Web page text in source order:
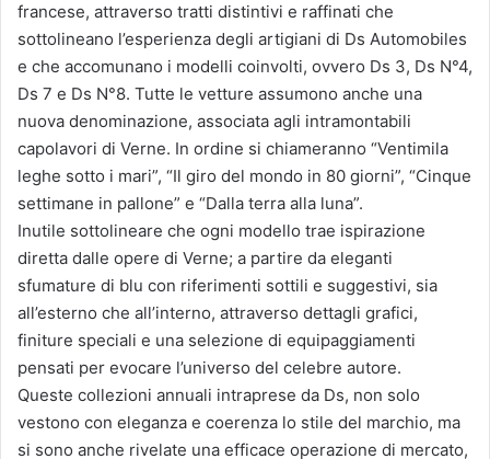
francese, attraverso tratti distintivi e raffinati che
sottolineano l’esperienza degli artigiani di Ds Automobiles
e che accomunano i modelli coinvolti, ovvero Ds 3, Ds N°4,
Ds 7 e Ds N°8. Tutte le vetture assumono anche una
nuova denominazione, associata agli intramontabili
capolavori di Verne. In ordine si chiameranno “Ventimila
leghe sotto i mari”, “Il giro del mondo in 80 giorni”, “Cinque
settimane in pallone” e “Dalla terra alla luna”.
Inutile sottolineare che ogni modello trae ispirazione
diretta dalle opere di Verne; a partire da eleganti
sfumature di blu con riferimenti sottili e suggestivi, sia
all’esterno che all’interno, attraverso dettagli grafici,
finiture speciali e una selezione di equipaggiamenti
pensati per evocare l’universo del celebre autore.
Queste collezioni annuali intraprese da Ds, non solo
vestono con eleganza e coerenza lo stile del marchio, ma
si sono anche rivelate una efficace operazione di mercato,